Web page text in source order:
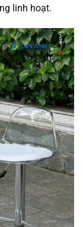
linh hoạt.